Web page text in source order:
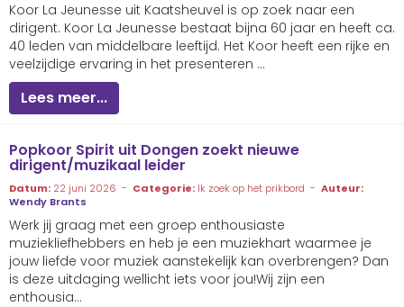
Koor La Jeunesse uit Kaatsheuvel is op zoek naar een
dirigent. Koor La Jeunesse bestaat bijna 60 jaar en heeft ca.
40 leden van middelbare leeftijd. Het Koor heeft een rijke en
veelzijdige ervaring in het presenteren ...
Lees meer...
Popkoor Spirit uit Dongen zoekt nieuwe
dirigent/muzikaal leider
Datum: 22 juni 2026 - Categorie: Ik zoek op het prikbord - Auteur:
Wendy Brants
Werk jij graag met een groep enthousiaste
muziekliefhebbers en heb je een muziekhart waarmee je
jouw liefde voor muziek aanstekelijk kan overbrengen? Dan
is deze uitdaging wellicht iets voor jou!Wij zijn een
enthousia...